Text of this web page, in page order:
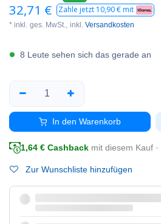
32,71 € Zahle jetzt 10,90€ mit
* inkl. ges. MwSt., inkl. Versandkosten
8 Leute sehen sich das gerade an
In den Warenkorb
1,64 € Cashback mit diesem Kauf ·
Zur Wunschliste hinzufügen